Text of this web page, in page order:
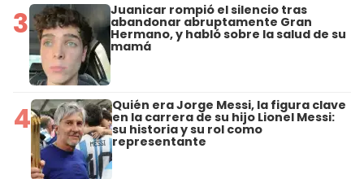
3 Juanicar rompió el silencio tras
abandonar abruptamente Gran
Hermano, y habló sobre la salud de su
mamá
4 Quién era Jorge Messi, la figura clave
en la carrera de su hijo Lionel Messi:
su historia y su rol como
representante